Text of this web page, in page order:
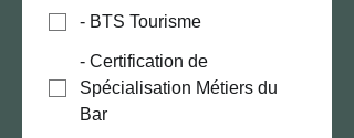
- BTS Tourisme
- Certification de
Spécialisation Métiers du
Bar